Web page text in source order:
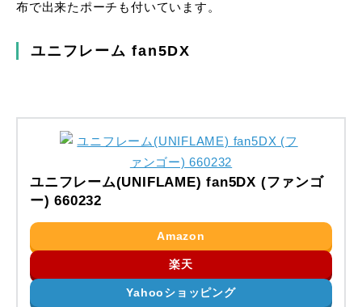
布で出来たポーチも付いています。
ユニフレーム fan5DX
ユニフレーム(UNIFLAME) fan5DX (ファンゴ
ー) 660232
Amazon
楽天
Yahooショッピング